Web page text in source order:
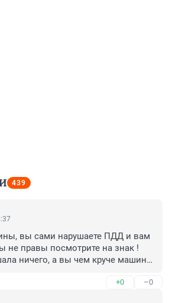
439
вы сами нарушаете ПДД и вам
не правы посмотрите на знак !
ничего, а вы чем круче машина,
+0 –0